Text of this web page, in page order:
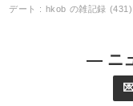
デート : hkob の雑記録 (431)
— ニ